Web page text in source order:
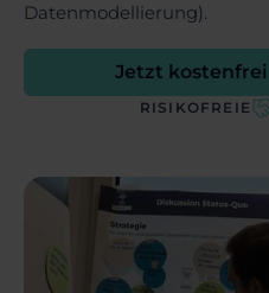
Datenmodellierung).
Jetzt
RISIKOFREIE